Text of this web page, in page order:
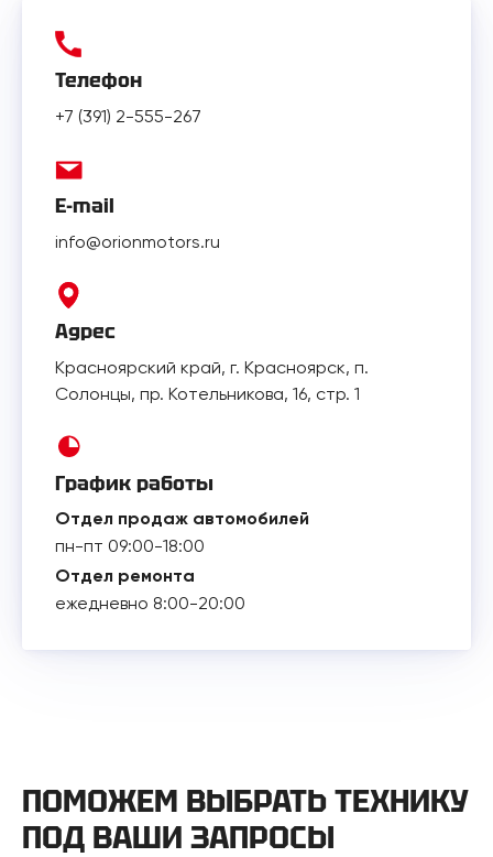
Телефон
+7 (391) 2-555-267
E-mail
info@orionmotors.ru
Адрес
Красноярский край, г. Красноярск, п.
Солонцы, пр. Котельникова, 16, стр. 1
График работы
Отдел продаж автомобилей
пн-пт 09:00-18:00
Отдел ремонта
ежедневно 8:00-20:00
ПОМОЖЕМ ВЫБРАТЬ ТЕХНИКУ
ПОД ВАШИ ЗАПРОСЫ